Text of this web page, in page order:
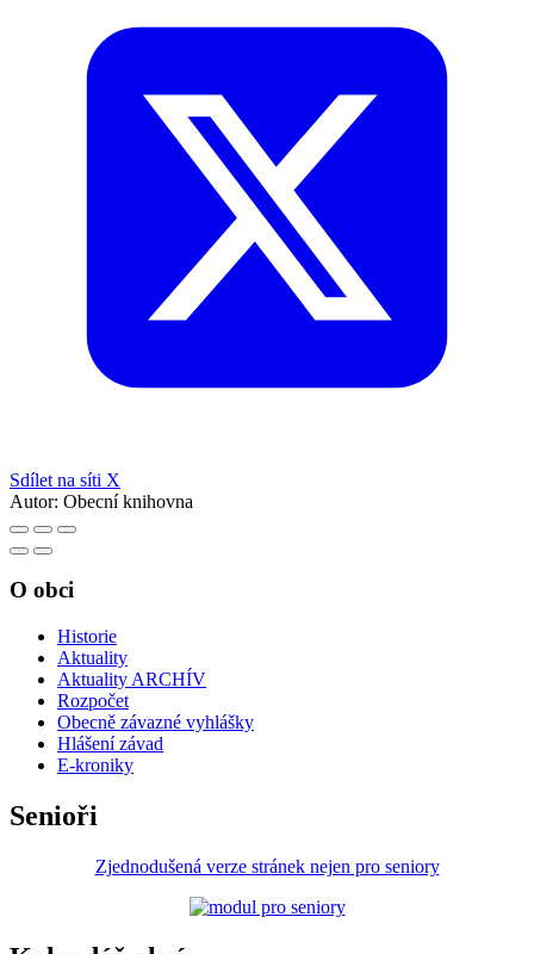
Sdílet na síti X
Autor: Obecní knihovna
O obci
Historie
Aktuality
Aktuality ARCHÍV
Rozpočet
Obecně závazné vyhlášky
Hlášení závad
E-kroniky
Senioři
Zjednodušená verze stránek nejen pro seniory